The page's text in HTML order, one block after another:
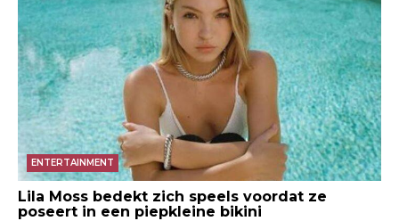
ENTERTAINMENT
Lila Moss bedekt zich speels voordat ze
poseert in een piepkleine bikini